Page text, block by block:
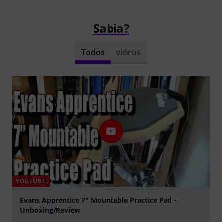
Sabia?
Todos vídeos
YOUTUBE
Evans Apprentice 7" Mountable Practice Pad -
Unboxing/Review